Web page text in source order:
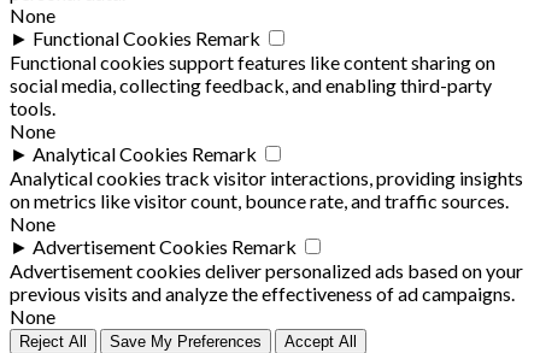
None
► Functional Cookies Remark
Functional cookies support features like content sharing on
social media, collecting feedback, and enabling third-party
tools.
None
► Analytical Cookies Remark
Analytical cookies track visitor interactions, providing insights
on metrics like visitor count, bounce rate, and traffic sources.
None
► Advertisement Cookies Remark
Advertisement cookies deliver personalized ads based on your
previous visits and analyze the effectiveness of ad campaigns.
None
Reject All Save My Preferences Accept All